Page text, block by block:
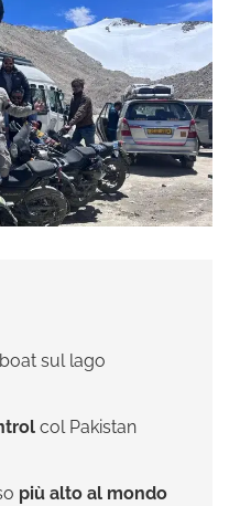
sul lago
col Pakistan
più alto al mondo